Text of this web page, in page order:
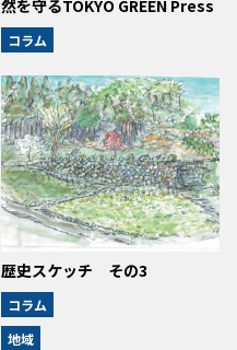
然を守るTOKYO GREEN Press
コラム
歴史スケッチ その3
コラム
地域